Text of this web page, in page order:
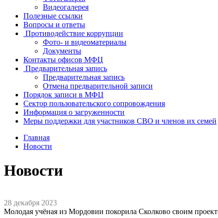
Видеогалерея
Полезные ссылки
Вопросы и ответы
Противодействие коррупции
Фото- и видеоматериалы
Документы
Контакты офисов МФЦ
Предварительная запись
Предварительная запись
Отмена предварительной записи
Порядок записи в МФЦ
Сектор пользовательского сопровождения
Информация о загруженности
Меры поддержки для участников СВО и членов их семей
Главная
Новости
Новости
28 декабря 2023
Молодая учёная из Мордовии покорила Сколково своим